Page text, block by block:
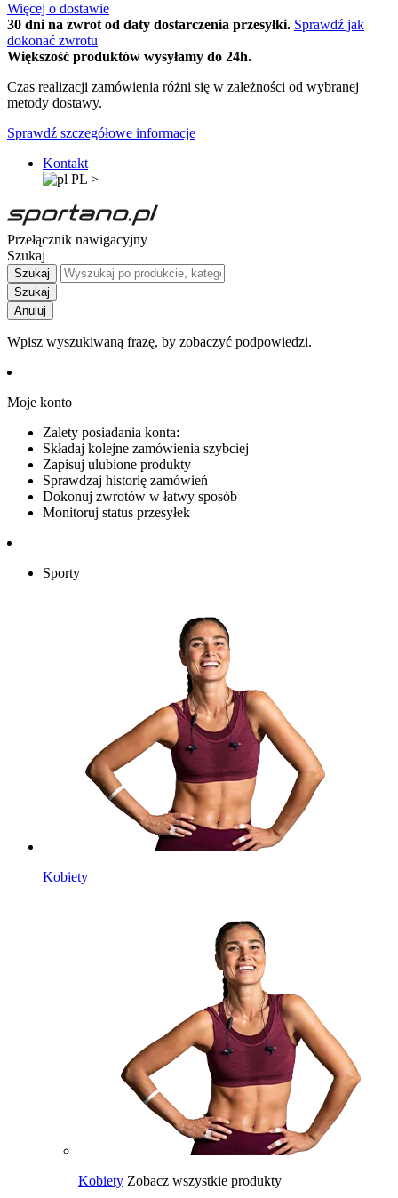
Więcej o dostawie
30 dni na zwrot od daty dostarczenia przesyłki. Sprawdź jak
dokonać zwrotu
Większość produktów wysyłamy do 24h.
Czas realizacji zamówienia różni się w zależności od wybranej
metody dostawy.
Sprawdź szczegółowe informacje
Kontakt
PL >
Przełącznik nawigacyjny
Szukaj
Szukaj
Szukaj
Anuluj
Wpisz wyszukiwaną frazę, by zobaczyć podpowiedzi.
Moje konto
Zalety posiadania konta:
Składaj kolejne zamówienia szybciej
Zapisuj ulubione produkty
Sprawdzaj historię zamówień
Dokonuj zwrotów w łatwy sposób
Monitoruj status przesyłek
Sporty
Kobiety
Kobiety Zobacz wszystkie produkty